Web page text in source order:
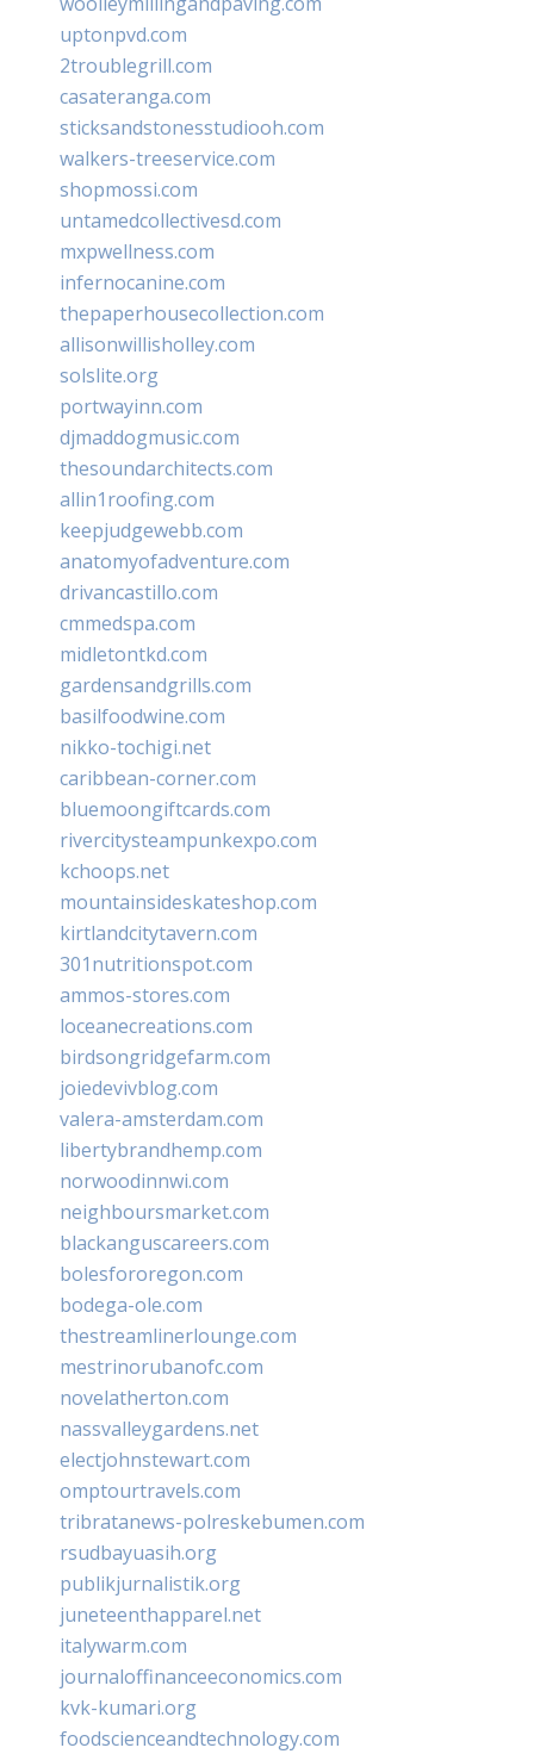
uptonpvd.com
2troublegrill.com
casateranga.com
sticksandstonesstudiooh.com
walkers-treeservice.com
shopmossi.com
untamedcollectivesd.com
mxpwellness.com
infernocanine.com
thepaperhousecollection.com
allisonwillisholley.com
solslite.org
portwayinn.com
djmaddogmusic.com
thesoundarchitects.com
allin1roofing.com
keepjudgewebb.com
anatomyofadventure.com
drivancastillo.com
cmmedspa.com
midletontkd.com
gardensandgrills.com
basilfoodwine.com
nikko-tochigi.net
caribbean-corner.com
bluemoongiftcards.com
rivercitysteampunkexpo.com
kchoops.net
mountainsideskateshop.com
kirtlandcitytavern.com
301nutritionspot.com
ammos-stores.com
loceanecreations.com
birdsongridgefarm.com
joiedevivblog.com
valera-amsterdam.com
libertybrandhemp.com
norwoodinnwi.com
neighboursmarket.com
blackanguscareers.com
bolesfororegon.com
bodega-ole.com
thestreamlinerlounge.com
mestrinorubanofc.com
novelatherton.com
nassvalleygardens.net
electjohnstewart.com
omptourtravels.com
tribratanews-polreskebumen.com
rsudbayuasih.org
publikjurnalistik.org
juneteenthapparel.net
italywarm.com
journaloffinanceeconomics.com
kvk-kumari.org
foodscienceandtechnology.com